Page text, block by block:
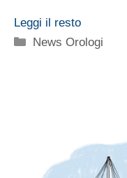
Leggi il resto
Categorie
News Orologi